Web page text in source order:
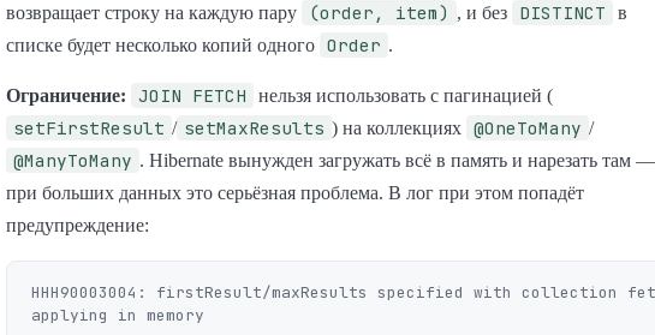
возвращает строку на каждую пару
(order, item) , и без DISTINCT
в
списке будет несколько копий одного Order .
Ограничение: JOIN FETCH нельзя использовать с пагинацией (
setFirstResult / setMaxResults ) на коллекциях @OneToMany /
@ManyToMany . Hibernate вынужден загружать всё в память и нарезать там —
при больших данных это серьёзная проблема. В лог при этом попадёт
предупреждение:
HHH90003004: firstResult/maxResults specified with collection